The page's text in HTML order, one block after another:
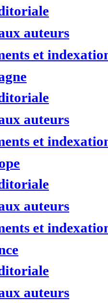
auteurs
et
auteurs
et
auteurs
et
auteurs